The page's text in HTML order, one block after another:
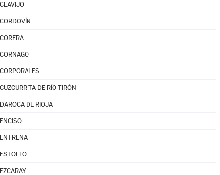
CLAVIJO
CORDOVÍN
CORERA
CORNAGO
CORPORALES
CUZCURRITA DE RÍO TIRÓN
DAROCA DE RIOJA
ENCISO
ENTRENA
ESTOLLO
EZCARAY